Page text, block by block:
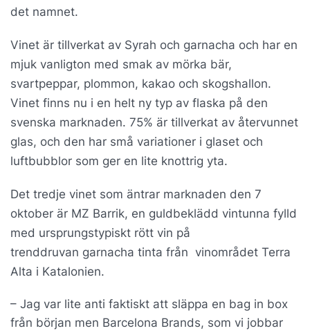
det namnet.
Vinet är tillverkat av Syrah och garnacha och har en
mjuk vanligton med smak av mörka bär,
svartpeppar, plommon, kakao och skogshallon.
Vinet finns nu i en helt ny typ av flaska på den
svenska marknaden. 75% är tillverkat av återvunnet
glas, och den har små variationer i glaset och
luftbubblor som ger en lite knottrig yta.
Det tredje vinet som äntrar marknaden den 7
oktober är MZ Barrik, en guldbeklädd vintunna fylld
med ursprungstypiskt rött vin på
trenddruvan garnacha tinta från vinområdet Terra
Alta i Katalonien.
– Jag var lite anti faktiskt att släppa en bag in box
från början men Barcelona Brands, som vi jobbar